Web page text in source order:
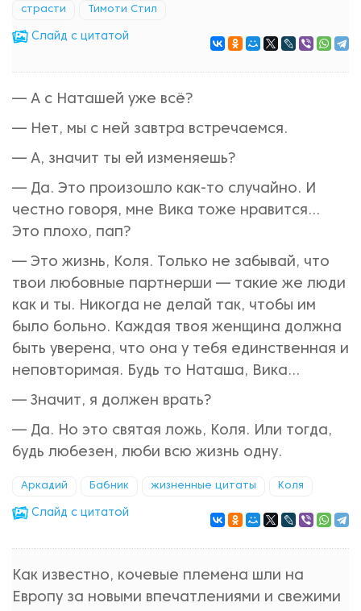
страсти Тимоти Стил
Cлайд с цитатой
— А с Наташей уже всё?
— Нет, мы с ней завтра встречаемся.
— А, значит ты ей изменяешь?
— Да. Это произошло как-то случайно. И
честно говоря, мне Вика тоже нравится...
Это плохо, пап?
— Это жизнь, Коля. Только не забывай, что
твои любовные партнерши — такие же люди
как и ты. Никогда не делай так, чтобы им
было больно. Каждая твоя женщина должна
быть уверена, что она у тебя единственная и
неповторимая. Будь то Наташа, Вика...
— Значит, я должен врать?
— Да. Но это святая ложь, Коля. Или тогда,
будь любезен, люби всю жизнь одну.
Аркадий Бабник жизненные цитаты Коля
Cлайд с цитатой
Как известно, кочевые племена шли на
Европу за новыми впечатлениями и свежими